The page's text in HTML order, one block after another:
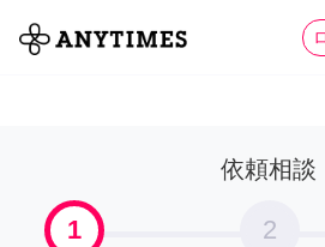
全て
依頼相談
1 2